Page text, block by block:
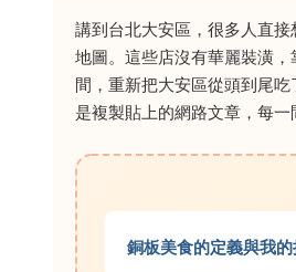
講到台北大安區，很多人直
地圖。這些店沒有華麗裝潢
間，重新把大安區從頭到尾
是複製貼上的網路文章，每一
銅板美食的定義與我